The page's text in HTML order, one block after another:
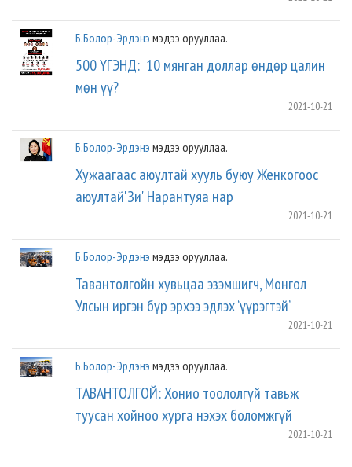
Б.Болор-Эрдэнэ мэдээ орууллаа.
500 ҮГЭНД: 10 мянган доллар өндөр цалин
мөн үү?
2021-10-21
Б.Болор-Эрдэнэ мэдээ орууллаа.
Хужаагаас аюултай хууль буюу Женкогоос
аюултай'Зи' Нарантуяа нар
2021-10-21
Б.Болор-Эрдэнэ мэдээ орууллаа.
Тавантолгойн хувьцаа эзэмшигч, Монгол
Улсын иргэн бүр эрхээ эдлэх ‘үүрэгтэй’
2021-10-21
Б.Болор-Эрдэнэ мэдээ орууллаа.
ТАВАНТОЛГОЙ: Хонио тоололгүй тавьж
туусан хойноо хурга нэхэх боломжгүй
2021-10-21